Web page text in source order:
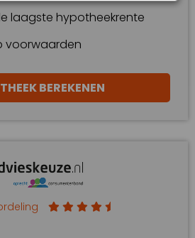
laagste hypotheekrente
voorwaarden
BEREKENEN